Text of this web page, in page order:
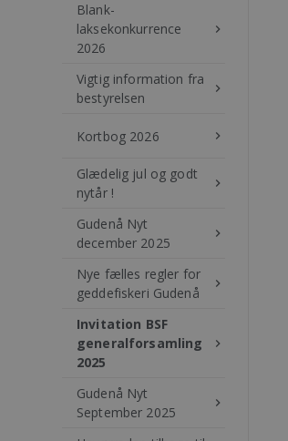
Blank-
laksekonkurrence
2026
keyboard_arrow_right
Vigtig information fra
bestyrelsen
keyboard_arrow_right
Kortbog 2026 keyboard_arrow_right
Glædelig jul og godt
nytår !
keyboard_arrow_right
Gudenå Nyt
december 2025
keyboard_arrow_right
Nye fælles regler for
geddefiskeri Gudenå
keyboard_arrow_right
Invitation BSF
generalforsamling
2025
keyboard_arrow_right
Gudenå Nyt
September 2025
keyboard_arrow_right